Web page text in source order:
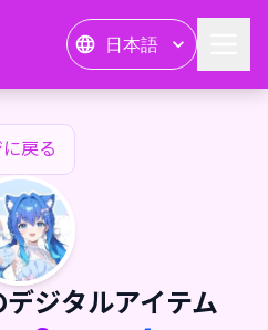
日本語
戻る
ジタルアイテム
— 24karat